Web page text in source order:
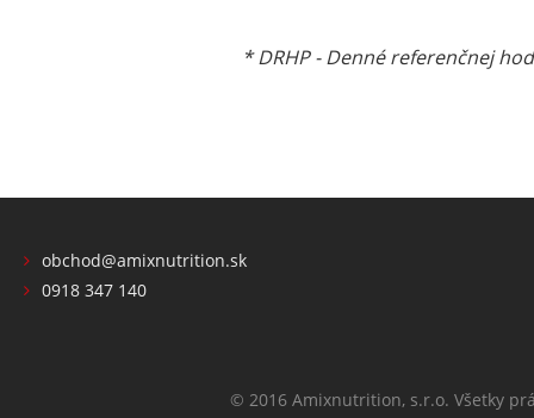
* DRHP - Denné referenčnej
obchod@amixnutrition.sk
0918 347 140
© 2016 Amixnutrition, s.r.o. Všetky